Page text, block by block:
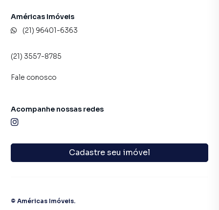
Américas Imóveis
(21) 96401-6363
(21) 3557-8785
Fale conosco
Cadastre seu imóvel
Acompanhe nossas redes
© Américas Imóveis.